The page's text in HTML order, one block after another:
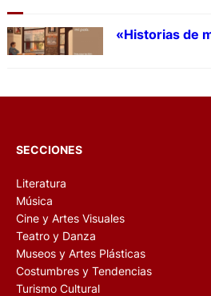
«Historias de
SECCIONES
Literatura
Música
Cine y Artes Visuales
Teatro y Danza
Museos y Artes Plásticas
Costumbres y Tendencias
Turismo Cultural